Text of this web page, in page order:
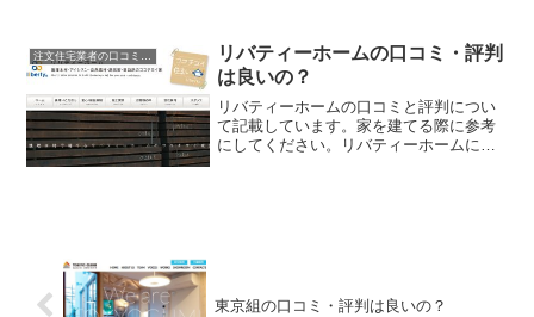
注文住宅業者の口コミと評判、体験談
リバティーホームの口コミ・評判
は良いの？
リバティーホームの口コミと評判につい
て記載しています。家を建てる際に参考
にしてください。リバティーホームにて
東京組の口コミ・評判は良いの？